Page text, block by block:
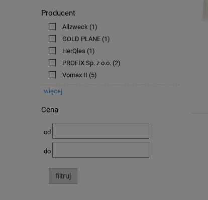
Producent
Allzweck (1)
GOLD PLANE (1)
HerQles (1)
PROFIX Sp. z o.o. (2)
Vomax II (5)
więcej
Cena
od
do
filtruj